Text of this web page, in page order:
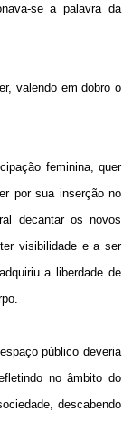
se a palavra da
valendo em dobro o
feminina, quer
por sua inserção no
decantar os novos
visibilidade e a ser
a liberdade de
público deveria
no âmbito do
descabendo